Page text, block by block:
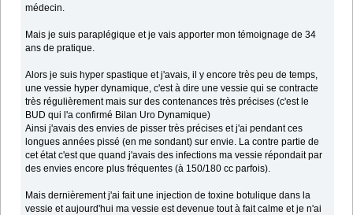
médecin.
Mais je suis paraplégique et je vais apporter mon témoignage de 34
ans de pratique.
Alors je suis hyper spastique et j'avais, il y encore très peu de temps,
une vessie hyper dynamique, c'est à dire une vessie qui se contracte
très régulièrement mais sur des contenances très précises (c'est le
BUD qui l'a confirmé Bilan Uro Dynamique)
Ainsi j'avais des envies de pisser très précises et j'ai pendant ces
longues années pissé (en me sondant) sur envie. La contre partie de
cet état c'est que quand j'avais des infections ma vessie répondait par
des envies encore plus fréquentes (à 150/180 cc parfois).
Mais dernièrement j'ai fait une injection de toxine botulique dans la
vessie et aujourd'hui ma vessie est devenue tout à fait calme et je n'ai